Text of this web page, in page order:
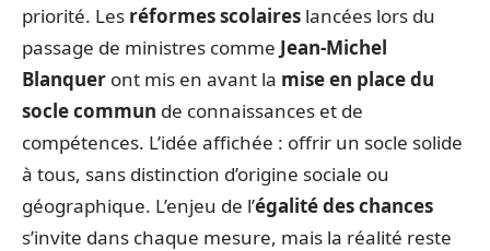
priorité. Les réformes scolaires lancées lors du
passage de ministres comme Jean-Michel
Blanquer ont mis en avant la mise en place du
socle commun de connaissances et de
compétences. L’idée affichée : offrir un socle solide
à tous, sans distinction d’origine sociale ou
géographique. L’enjeu de l’égalité des chances
s’invite dans chaque mesure, mais la réalité reste